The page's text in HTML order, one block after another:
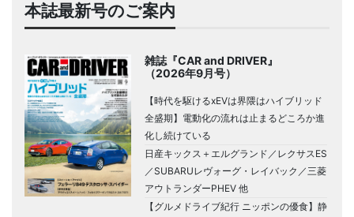
本誌最新号のご案内
雑誌『CAR and DRIVER』
（2026年9月号）
【時代を駆けるxEVは界隈はハイブリッド
全盛期】電動化の流れは止まるどころか進
化し続けている
日産キックス＋エルグランド／レクサスES
／SUBARUレヴォーグ・レイバック／三菱
アウトランダーPHEV 他
【グルメドライブ紀行 ニッポンの優食】静